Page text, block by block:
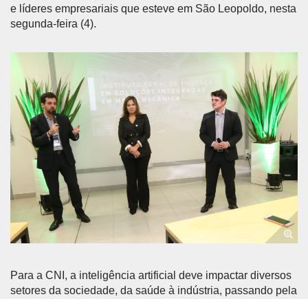
e líderes empresariais que esteve em São Leopoldo, nesta
segunda-feira (4).
Para a CNI, a inteligência artificial deve impactar diversos
setores da sociedade, da saúde à indústria, passando pela